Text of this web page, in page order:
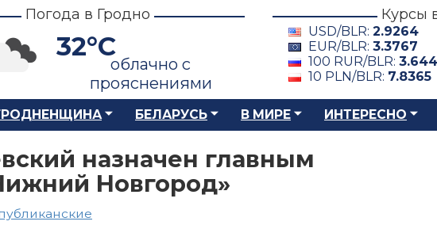
Погода в Гродно
32°C
облачно с
прояснениями
Курсы
USD/BLR: 2.9264
EUR/BLR: 3.3767
100 RUR/BLR:
10 PLN/BLR: 7.8365
БЕЛАРУСЬ В МИРЕ ИНТЕРЕСНО
назначен главным
Новгород»